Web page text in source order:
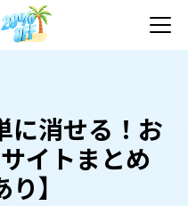
に消せる！お
イトまとめ
り】